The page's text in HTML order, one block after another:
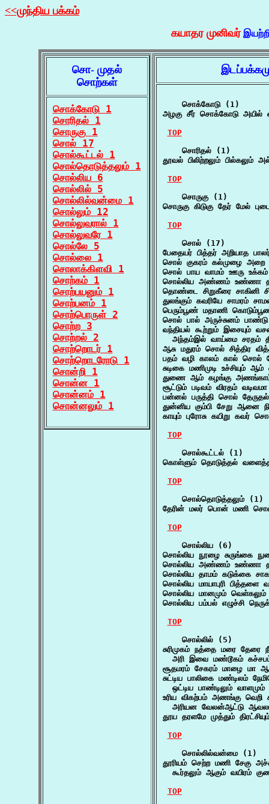
<<முந்திய பக்கம்
கயாதர முனிவர்
சொ- முதல்
சொற்கள்
சொக்கோடு 1
சொரிதல் 1
சொருகு 1
சொல் 17
சொல்கூட்டல் 1
சொல்தொடுத்தலும் 1
சொல்லிய 6
சொல்லில் 5
சொல்லில்வன்மை 1
சொல்லும் 12
சொல்லுவரால் 1
சொல்லுவரே 1
சொல்லே 5
சொல்லை 1
சொலாக்கிளவி 1
சொற்கம் 1
சொற்பயனும் 1
சொற்பனம் 1
சொற்பொருள் 2
சொற்ற 3
சொற்றல் 2
சொற்றொடர் 1
சொற்றொடரோடு 1
சொன்றி 1
சொன்ன 1
சொன்னம் 1
சொன்னலும் 1
    சொக்கோடு (1)
அழகு சீர் சொக்கோடு அயில்
TOP
    சொரிதல் (1)
தூவல் பிலிற்றலும்
TOP
    சொருகு (1)
சொருகு கிடுகு தேர் மேல்
TOP
    சொல் (17)
பேதையர் பித்தர் அறியாத
சொல் குகரம் கல்முழை
சொல் பாய வாமம் ஊரு
சொல்லிய அண்ணம் உண்ணா
தொண்டை சிறுகீரை சாகினி
துலங்கும் கவரியே சாமரம்
பெரும்பூண் மதாணி
சொல் பால் அருச்சுனம்
வந்தியல் கூற்றும் இசையும்
அந்தம்இல் வாய்மை சரதம்
ஆசு மதுரம் சொல் சித்திர
பதம் வழி காலம் கால்
சுடிகை மணிமுடி
துணை ஆம் கழங்கு
சூட்டும் படிவம் விரதம்
பன்னல் பருத்தி சொல்
துன்னிய கும்பி சேறு
காயும் புரோசு கயிறு
TOP
    சொல்கூட்டல் (1)
கொள்ளும் தொடுத்தல்
TOP
    சொல்தொடுத்தலும் (1)
தேரின் மலர் பொன் மணி
TOP
    சொல்லிய (6)
சொல்லிய நூழை சுருங்கை
சொல்லிய அண்ணம் உண்ணா
சொல்லிய தாமம் கடுக்கை
சொல்லிய மாயாபுரி பித்தளை
சொல்லிய மானமும்
சொல்லிய பம்பல் எழுச்சி
TOP
    சொல்லில் (5)
சுரிமுகம் நத்தை மரை
அரி இவை மண்டூகம்
சூதமரம் சேகரம் மாழை மா
சுட்டிய பாலிகை மண்டிலம்
ஒட்டிய பாண்டிலும்
உரிய விகற்பம் அணங்கு
அரியன வேலன்ஆட்டு
தூய தரளமே முத்தும்
TOP
    சொல்லில்வன்மை (1)
தூரியம் செற்ற மணி சேகு
கூர்தலும் ஆகும் வயிரம்
TOP